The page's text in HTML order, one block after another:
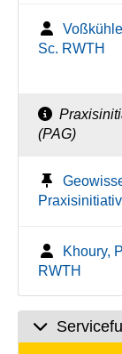
Sc. RWTH
(PAG)
Khoury,
RWTH